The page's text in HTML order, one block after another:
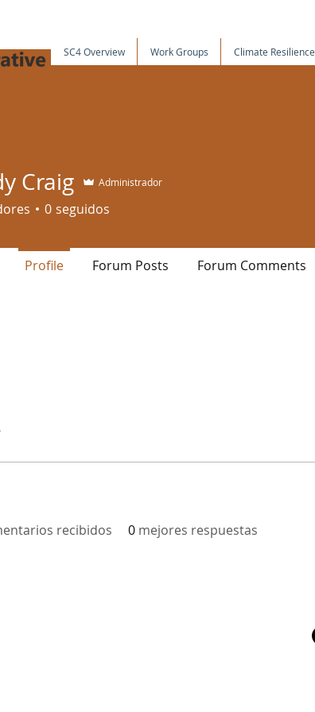
SC4 Overview Work Groups Climate Resilience
recibidos 0 mejores respuestas
Craig Administrador
0 seguidos
Profile Forum Posts Forum Comments